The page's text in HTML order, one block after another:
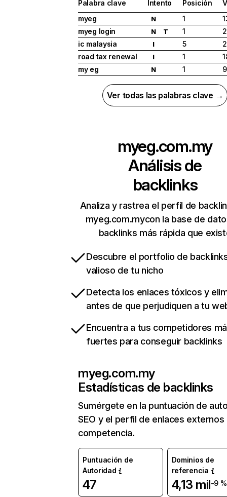
Palabra clave Intento Posición
myeg
N 1
myeg login
N T 1
ic malaysia
I 5
road tax renewal
I 1
my eg
N 1
Ver todas las palabras clave →
myeg.com.my
Análisis de
backlinks
Analiza y rastrea el perfil de
myeg.com.mycon la base de
backlinks más rápida que
Descubre el portfolio de
valioso de tu nicho
Detecta los enlaces tóxicos y
antes de que perjudiquen a tu
Encuentra a tus competidores
fuertes para conseguir backlinks
myeg.com.my
Estadísticas de backlinks
Sumérgete en la puntuación de
SEO y el perfil de enlaces externos
competencia.
Puntuación de
Autoridad
47
Dominios de
referencia
4,13 mil-9 %